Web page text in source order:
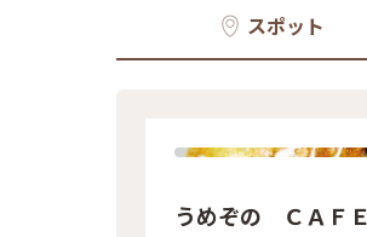
スポット
うめぞの ＣＡＦ